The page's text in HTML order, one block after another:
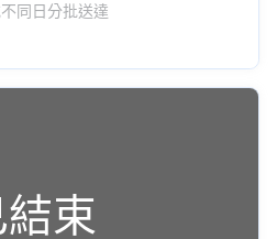
同日分批送達
束